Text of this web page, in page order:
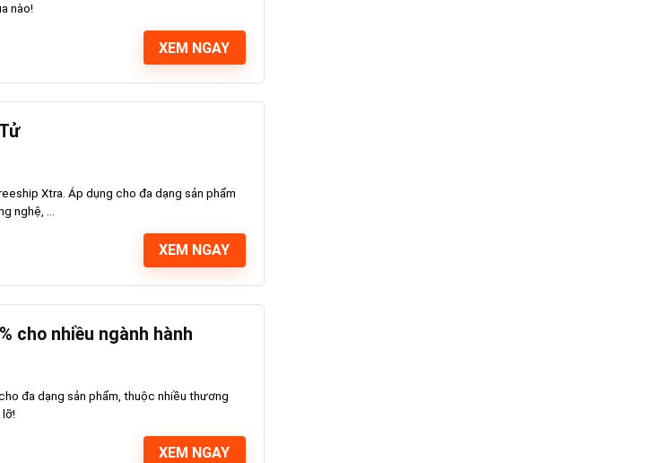
nào!
XEM NGAY
Xtra. Áp dụng cho đa dạng sản phẩm
nghệ, ...
XEM NGAY
cho nhiều ngành hành
đa dạng sản phẩm, thuộc nhiều thương
XEM NGAY